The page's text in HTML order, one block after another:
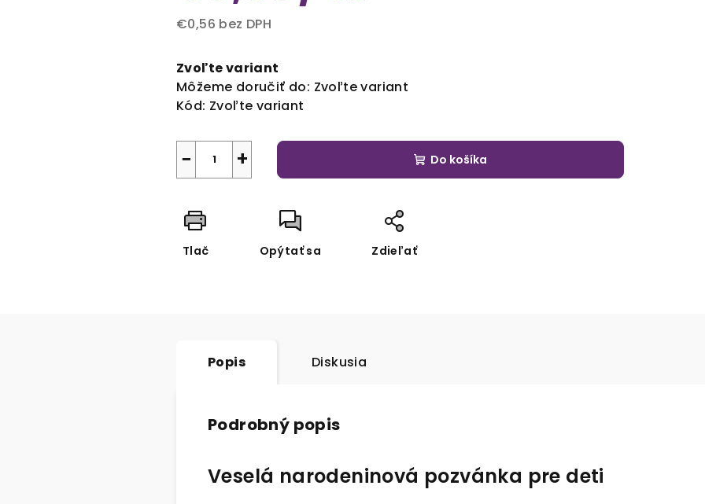
€0,56 bez DPH
cena:
Zvoľte variant
Môžeme doručiť do: Zvoľte variant
Kód: Zvoľte variant
+
− Do košíka
Tlač Opýtať sa Zdieľať
Popis Diskusia
Podrobný popis
Veselá narodeninová pozvánka pre deti